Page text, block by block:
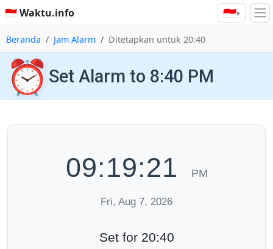
🇮🇩 Waktu.info 🇮🇩▾
Beranda Jam Alarm Ditetapkan untuk 20:40
⏰ Set Alarm to 8:40 PM
09:19:22 PM
Fri, Aug 7, 2026
Set for 20:40